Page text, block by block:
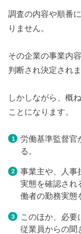
調査の内容や順番
りません。
その企業の事業内
判断され決定されま
しかしながら、概
ことになります。
労働基準監督官
る。
事業主や、人事
実態を確認され
働者の勤務実態
このほか、必要
従業員からの聞